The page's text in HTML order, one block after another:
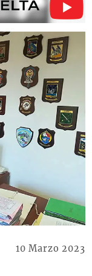
10 Marzo 2023